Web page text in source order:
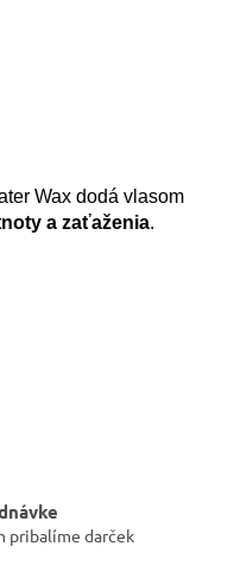
Wax dodá vlasom
a zaťaženia.
pribalíme darček